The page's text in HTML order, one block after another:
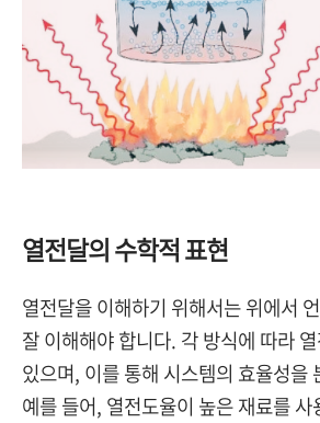
열전달의 수학적 표현
열전달을 이해하기 위해서는 위에서
잘 이해해야 합니다. 각 방식에 따라
있으며, 이를 통해 시스템의 효율성을
예를 들어, 열전도율이 높은 재료를